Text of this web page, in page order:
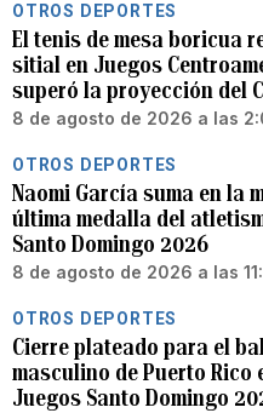
OTROS DEPORTES
El tenis de mesa boricua
sitial en Juegos
superó la proyección del
8 de agosto de 2026 a las
OTROS DEPORTES
Naomi García suma en la
última medalla del
Santo Domingo 2026
8 de agosto de 2026 a las
OTROS DEPORTES
Cierre plateado para el
masculino de Puerto Rico
Juegos Santo Domingo